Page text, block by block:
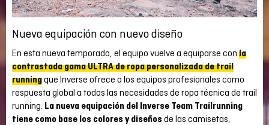
Nueva equipación con nuevo diseño
En esta nueva temporada, el equipo vuelve a equiparse con la
contrastada gama ULTRA de ropa personalizada de trail
runningque Inverse ofrece a los equipos profesionales como
respuesta global a todas las necesidades de ropa técnica de trail
running. La nueva equipación del Inverse Team Trailrunning
tiene como base los colores y diseñosde las camisetas,